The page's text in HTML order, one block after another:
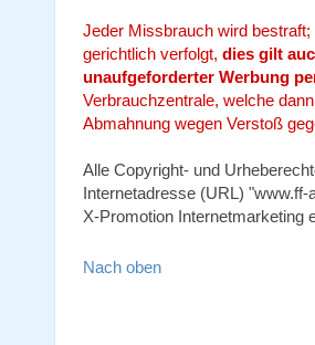
Jeder Missbrauch wird
gerichtlich verfolgt, dies gilt
unaufgeforderter Werbung
Verbrauchzentrale, welche
Abmahnung wegen Verstoß
Alle Copyright- und
Internetadresse (URL)
X-Promotion Internetmarketing
Nach oben